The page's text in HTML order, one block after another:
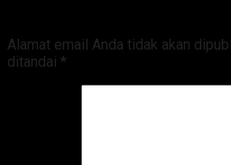
Alamat email Anda tidak akan
ditandai *